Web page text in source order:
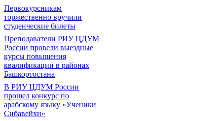
Первокурсникам
торжественно вручили
студенческие билеты
Преподаватели РИУ ЦДУМ
России провели выездные
курсы повышения
квалификации в районах
Башкортостана
В РИУ ЦДУМ России
прошел конкурс по
арабскому языку «Ученики
Сибавейхи»